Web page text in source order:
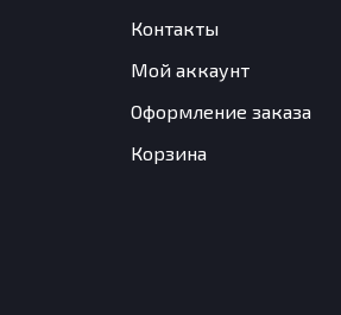
Контакты
Мой аккаунт
Оформление заказа
Корзина